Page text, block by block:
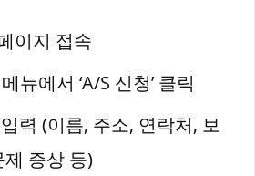
이지 접속
뉴에서 ‘A/S 신청’ 클릭
력 (이름, 주소, 연락처, 보
증상 등)